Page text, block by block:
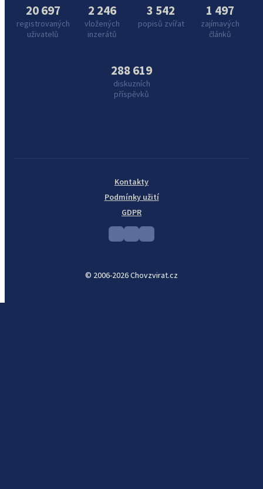
20 697
registrovaných
uživatelů
2 246
vložených
inzerátů
3 542
popisů zvířat
1 497
zajímavých
článků
288 619
diskuzních
příspěvků
© 2006-2026 Chovzvirat.cz
Kontakty
Podmínky užití
GDPR